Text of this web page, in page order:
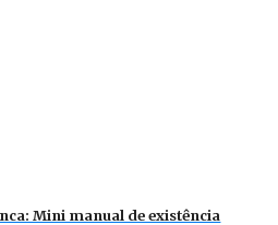
Mini manual de existência